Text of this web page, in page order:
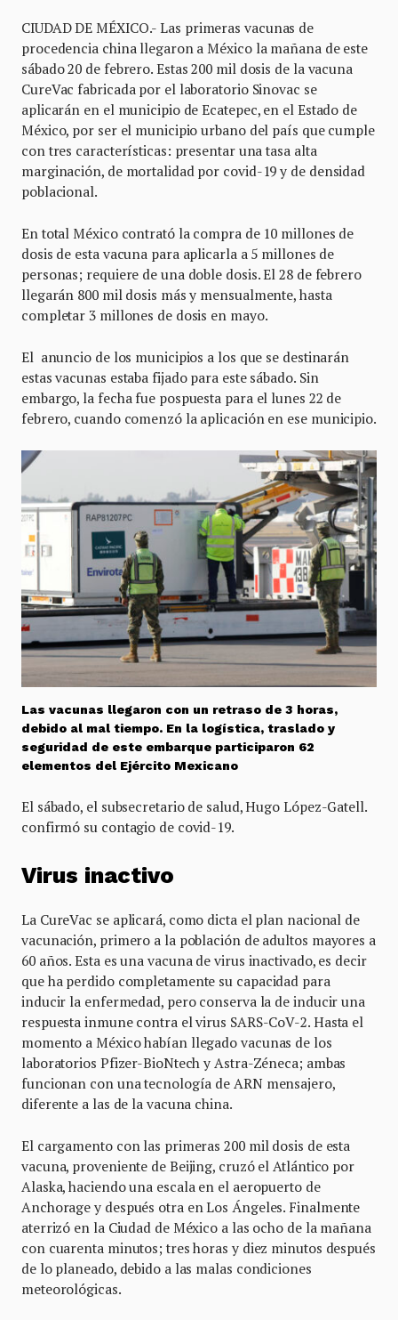
CIUDAD DE MÉXICO.- Las primeras vacunas de
procedencia china llegaron a México la mañana de este
sábado 20 de febrero. Estas 200 mil dosis de la vacuna
CureVac fabricada por el laboratorio Sinovac se
aplicarán en el municipio de Ecatepec, en el Estado de
México, por ser el municipio urbano del país que cumple
con tres características: presentar una tasa alta
marginación, de mortalidad por covid-19 y de densidad
poblacional.
En total México contrató la compra de 10 millones de
dosis de esta vacuna para aplicarla a 5 millones de
personas; requiere de una doble dosis. El 28 de febrero
llegarán 800 mil dosis más y mensualmente, hasta
completar 3 millones de dosis en mayo.
El anuncio de los municipios a los que se destinarán
estas vacunas estaba fijado para este sábado. Sin
embargo, la fecha fue pospuesta para el lunes 22 de
febrero, cuando comenzó la aplicación en ese municipio.
Las vacunas llegaron con un retraso de 3 horas,
debido al mal tiempo. En la logística, traslado y
seguridad de este embarque participaron 62
elementos del Ejército Mexicano
El sábado, el subsecretario de salud, Hugo López-Gatell.
confirmó su contagio de covid-19.
Virus inactivo
La CureVac se aplicará, como dicta el plan nacional de
vacunación, primero a la población de adultos mayores a
60 años. Esta es una vacuna de virus inactivado, es decir
que ha perdido completamente su capacidad para
inducir la enfermedad, pero conserva la de inducir una
respuesta inmune contra el virus SARS-CoV-2. Hasta el
momento a México habían llegado vacunas de los
laboratorios Pfizer-BioNtech y Astra-Zéneca; ambas
funcionan con una tecnología de ARN mensajero,
diferente a las de la vacuna china.
El cargamento con las primeras 200 mil dosis de esta
vacuna, proveniente de Beijing, cruzó el Atlántico por
Alaska, haciendo una escala en el aeropuerto de
Anchorage y después otra en Los Ángeles. Finalmente
aterrizó en la Ciudad de México a las ocho de la mañana
con cuarenta minutos; tres horas y diez minutos después
de lo planeado, debido a las malas condiciones
meteorológicas.